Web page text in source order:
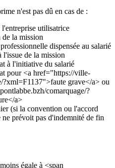
n'est pas dû en cas de :
utilisatrice
de la mission
dispensée au salarié
l'issue de la mission
à l'initiative du salarié
pour <a href="https://ville-
?xml=F1137">faute grave</a> ou
comarquage/?
a>
(si la convention ou l'accord
ne prévoit pas d'indemnité de fin
égale à <span